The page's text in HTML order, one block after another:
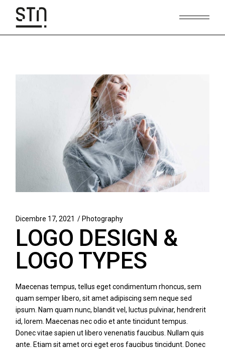
Dicembre 17, 2021 Photography
LOGO DESIGN &
LOGO TYPES
Maecenas tempus, tellus eget condimentum rhoncus, sem
quam semper libero, sit amet adipiscing sem neque sed
ipsum. Nam quam nunc, blandit vel, luctus pulvinar, hendrerit
id, lorem. Maecenas nec odio et ante tincidunt tempus.
Donec vitae sapien ut libero venenatis faucibus. Nullam quis
ante. Etiam sit amet orci eget eros faucibus tincidunt. Donec